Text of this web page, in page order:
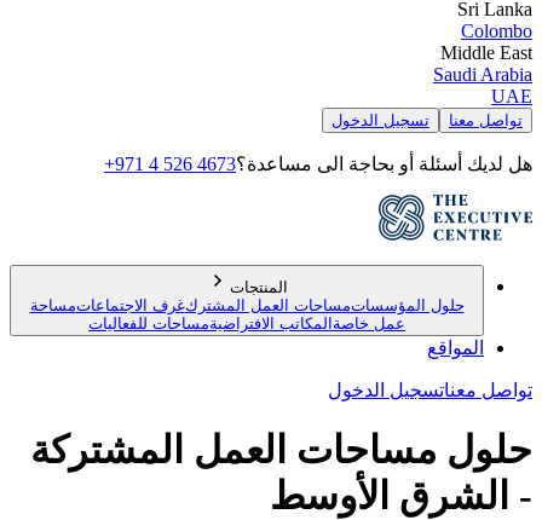
Sri Lanka
Colombo
Middle East
Saudi Arabia
UAE
تواصل معنا تسجيل الدخول
هل لديك أسئلة أو بحاجة الى مساعدة؟+971 4 526 4673
المنتجات
حلول المؤسساتمساحات العمل المشتركغرف الاجتماعاتمساحة
عمل خاصةالمكاتب الافتراضيةمساحات للفعاليات
المواقع
تواصل معناتسجيل الدخول
حلول مساحات العمل المشتركة
- الشرق الأوسط